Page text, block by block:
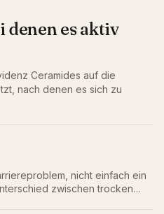
denen es aktiv
Ceramides auf die
nach denen es sich zu
nicht einfach ein
zwischen trocken